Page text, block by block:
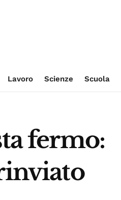
Lavoro Scienze Scuola
fermo: